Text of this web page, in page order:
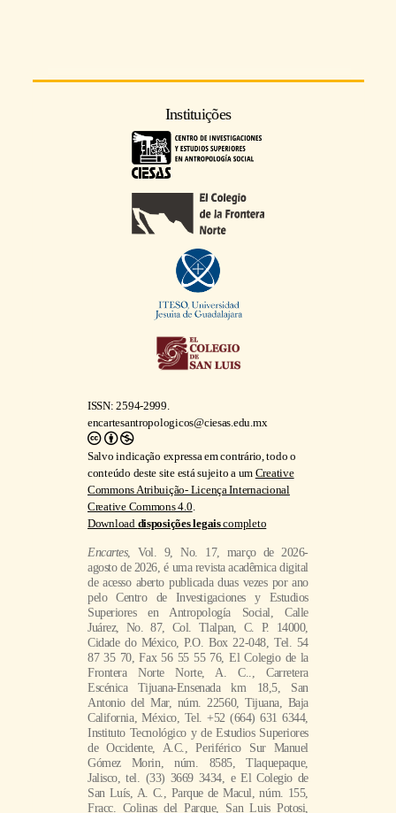
Instituições
ISSN: 2594-2999.
encartesantropologicos@ciesas.edu.mx
Salvo indicação expressa em contrário, todo o
conteúdo deste site está sujeito a um Creative
Commons Atribuição- Licença Internacional
Creative Commons 4.0
Download disposições legaiscompleto
Encartes, Vol. 9, No. 17, março de 2026-
agosto de 2026, é uma revista acadêmica digital
de acesso aberto publicada duas vezes por ano
pelo Centro de Investigaciones y Estudios
Superiores en Antropología Social, Calle
Juárez, No. 87, Col. Tlalpan, C. P. 14000,
Cidade do México, P.O. Box 22-048, Tel. 54
87 35 70, Fax 56 55 55 76, El Colegio de la
Frontera Norte Norte, A. C.., Carretera
Escénica Tijuana-Ensenada km 18,5, San
Antonio del Mar, núm. 22560, Tijuana, Baja
California, México, Tel. +52 (664) 631 6344,
Instituto Tecnológico y de Estudios Superiores
de Occidente, A.C., Periférico Sur Manuel
Gómez Morin, núm. 8585, Tlaquepaque,
Jalisco, tel. (33) 3669 3434, e El Colegio de
San Luís, A. C., Parque de Macul, núm. 155,
Fracc. Colinas del Parque, San Luis Potosi,